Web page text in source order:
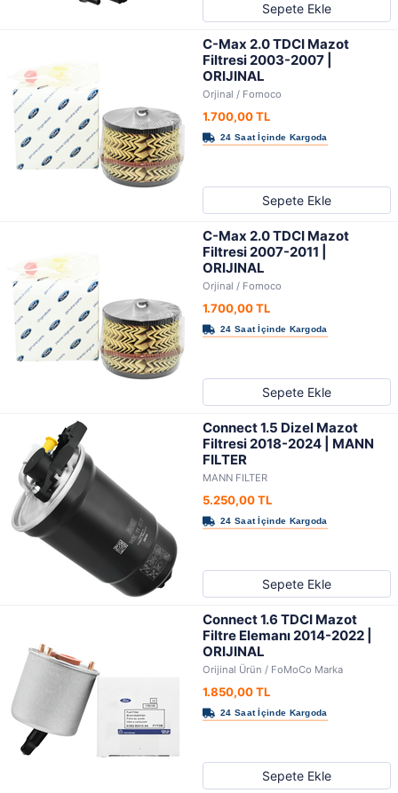
Sepete Ekle
C-Max 2.0 TDCI Mazot
Filtresi 2003-2007 |
ORIJINAL
Orjinal / Fomoco
1.700,00 TL
Sepete Ekle
C-Max 2.0 TDCI Mazot
Filtresi 2007-2011 |
ORIJINAL
Orjinal / Fomoco
1.700,00 TL
Sepete Ekle
Connect 1.5 Dizel Mazot
Filtresi 2018-2024 | MANN
FILTER
MANN FILTER
5.250,00 TL
Sepete Ekle
Connect 1.6 TDCI Mazot
Filtre Elemanı 2014-2022 |
ORIJINAL
Orijinal Ürün / FoMoCo Marka
1.850,00 TL
Sepete Ekle